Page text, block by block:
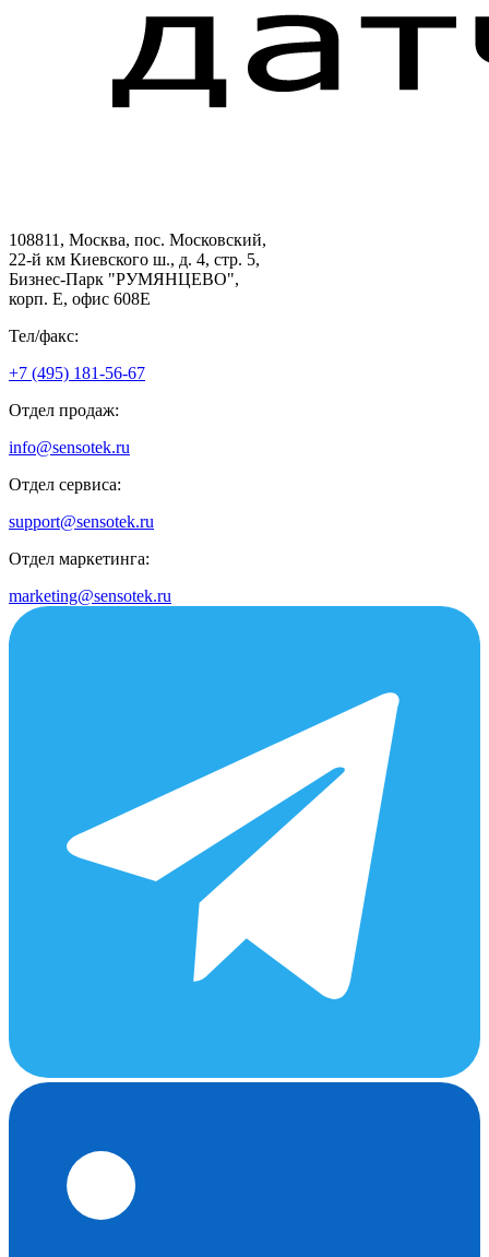
108811, Москва, пос. Московский,
22-й км Киевского ш., д. 4, стр. 5,
Бизнес-Парк "РУМЯНЦЕВО",
корп. Е, офис 608E
Тел/факс:
+7 (495) 181-56-67
Отдел продаж:
info@sensotek.ru
Отдел сервиса:
support@sensotek.ru
Отдел маркетинга:
marketing@sensotek.ru